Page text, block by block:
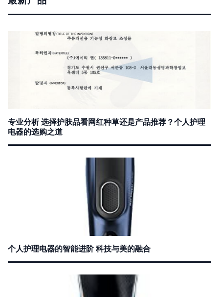
专业分析 选择护肤品看网红种草还是产品推荐？个人护理
电器的选购之道
个人护理电器的智能进阶 科技与美的融合